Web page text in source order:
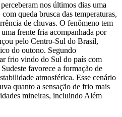
perceberam nos últimos dias uma
queda brusca das temperaturas,
de chuvas. O fenômeno tem
frente fria acompanhada por
pelo Centro-Sul do Brasil,
do outono. Segundo
frio vindo do Sul do país com
favorece a formação de
atmosférica. Esse cenário
quanto a sensação de frio mais
mineiras, incluindo Além